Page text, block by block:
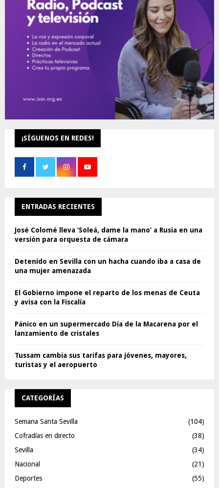
¡SÍGUENOS EN REDES!
ENTRADAS RECIENTES
José Colomé lleva ‘Soleá, dame la mano’ a Rusia en una
versión para orquesta de cámara
Detenido en Sevilla con un hacha cuando iba a casa de
una mujer amenazada
El Gobierno impone el reparto de los menas de Ceuta
y avisa con la Fiscalía
Pánico en un supermercado Día de la Macarena por el
lanzamiento de cristales
Tussam cambia sus tarifas para jóvenes, mayores,
turistas y el aeropuerto
CATEGORÍAS
Semana Santa Sevilla
(104)
Cofradías en directo
(38)
Sevilla
(34)
Nacional
(21)
Deportes
(55)